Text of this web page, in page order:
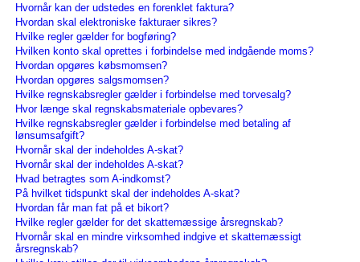
Hvornår kan der udstedes en forenklet faktura?
Hvordan skal elektroniske fakturaer sikres?
Hvilke regler gælder for bogføring?
Hvilken konto skal oprettes i forbindelse med indgående moms?
Hvordan opgøres købsmomsen?
Hvordan opgøres salgsmomsen?
Hvilke regnskabsregler gælder i forbindelse med torvesalg?
Hvor længe skal regnskabsmateriale opbevares?
Hvilke regnskabsregler gælder i forbindelse med betaling af
lønsumsafgift?
Hvornår skal der indeholdes A-skat?
Hvornår skal der indeholdes A-skat?
Hvad betragtes som A-indkomst?
På hvilket tidspunkt skal der indeholdes A-skat?
Hvordan får man fat på et bikort?
Hvilke regler gælder for det skattemæssige årsregnskab?
Hvornår skal en mindre virksomhed indgive et skattemæssigt
årsregnskab?